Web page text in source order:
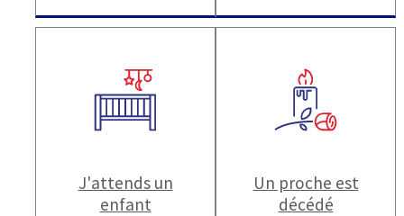
J'attends un
enfant
Un proche est
décédé